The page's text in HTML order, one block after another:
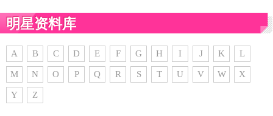
明星资料库
A B C D E F G H I J K L
M N O P Q R S T U V W X
Y Z